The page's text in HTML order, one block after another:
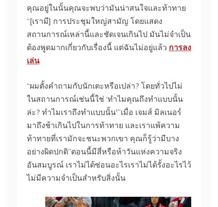
คุณอยู่ในนั้นคุณจะพบว่ามันน่าสนใจและท้าทาย
“[เรามี] การประชุมใหญ่สามัญ โดยแสดง
สถานการณ์เหล่านี้และชัดเจนเกินไป มันไม่จําเป็น
ต้องพูดมากเกี่ยวกับเรื่องนี้ แต่ฉันไม่อยู่แล้ว การลง
เล่น
“ผมตั้งคําถามกับนักเตะหรือเปล่า? โดยทั่วไปไม่
ในสถานการณ์เช่นนี้ใช่ ‘ทําไมคุณถึงทําแบบนั้น
ล่ะ? ทําไมเราถึงทําแบบนั้น'”เมื่อ เจมส์ มิลเนอร์
มาถึงช้าเกินไปในการท้าทาย และเราแพ้ความ
ท้าทายที่เรามักจะชนะพวกเขา คุณก็รู้ว่ามีบาง
อย่างผิดปกติ”ตอนนี้มีสี่หรือห้าวันแห่งความจริง
อันสมบูรณ์ เราไม่ได้ซ่อนอะไรเราไม่ได้รั้งอะไรไว้
ไม่มีความจําเป็นสําหรับสิ่งนั้น